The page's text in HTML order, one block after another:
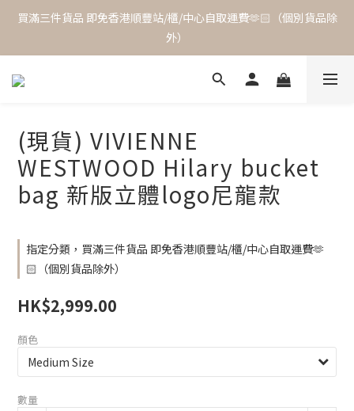
買滿三件貨品 即免香港順豐站/櫃/中心自取運費🫶🏻（個別貨品除
外）
(現貨) VIVIENNE
WESTWOOD Hilary bucket
bag 新版立體logo尼龍款
指定分類，買滿三件貨品 即免香港順豐站/櫃/中心自取運費🫶
🏻（個別貨品除外）
HK$2,999.00
顏色
數量